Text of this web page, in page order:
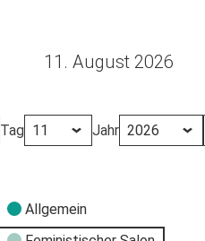
11. August 2026
Tag
Jahr
Allgemein